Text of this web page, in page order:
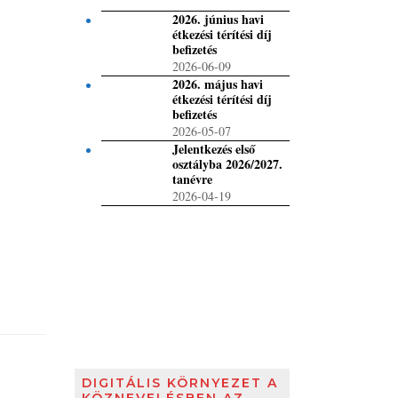
2026. június havi
étkezési térítési díj
befizetés
2026-06-09
2026. május havi
étkezési térítési díj
befizetés
2026-05-07
Jelentkezés első
osztályba 2026/2027.
tanévre
2026-04-19
DIGITÁLIS KÖRNYEZET A